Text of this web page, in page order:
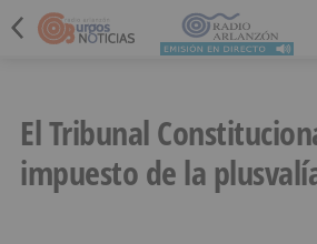
El Tribunal
impuesto de la